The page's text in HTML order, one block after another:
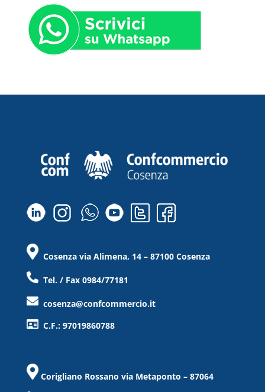
Cosenza via Alimena, 14 – 87100 Cosenza
Tel. / Fax 0984/77181
cosenza@confcommercio.it
C.F.: 97019860788
Corigliano Rossano via Metaponto – 87064